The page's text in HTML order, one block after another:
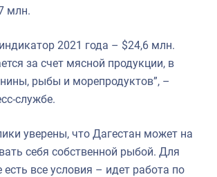
млн.
2021 года – $24,6 млн.
за счет мясной продукции, в
рыбы и морепродуктов”, –
службе.
уверены, что Дагестан может на
себя собственной рыбой. Для
есть все условия – идет работа по